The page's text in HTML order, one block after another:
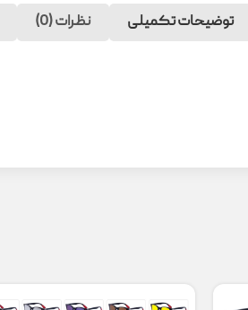
توضیحات تکمیلی نظرات (0)